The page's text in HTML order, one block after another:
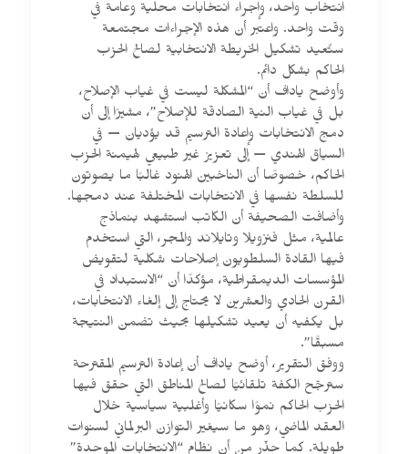
انتخاب واحد، وإجراء انتخابات محلية وعامة في
وقت واحد. واعتبر أن هذه الإجراءات مجتمعة
ستُعيد تشكيل الخريطة الانتخابية لصالح الحزب
الحاكم بشكل دائم.
وأوضح ياداف أن “المشكلة ليست في غياب الإصلاح،
بل في غياب النية الصادقة للإصلاح”، مشيرًا إلى أن
دمج الانتخابات وإعادة الترسيم قد يؤديان — في
السياق الهندي — إلى تعزيز غير طبيعي لهيمنة الحزب
الحاكم، خصوصًا أن الناخبين الهنود غالبًا ما يصوتون
للسلطة نفسها في الانتخابات المختلفة عند دمجها.
وأضافت الصحيفة أن الكاتب استشهد بنماذج
عالمية، مثل فنزويلا وتايلاند والمجر، التي استخدم
فيها القادة السلطويون إصلاحات شكلية لتقويض
المؤسسات الديمقراطية، مؤكدًا أن “الاستبداد في
القرن الحادي والعشرين لا يحتاج إلى إلغاء الانتخابات،
بل يكفيه أن يعيد تشكيلها بحيث تضمن النتيجة
مسبقًا”.
ووفق التقرير، أوضح ياداف أن إعادة الترسيم المقترحة
سترجّح الكفة تلقائيًا لصالح المناطق التي حقق فيها
الحزب الحاكم نموًا سكانيًا وأغلبية سياسية خلال
العقد الماضي، وهو ما سيغير التوازن البرلماني لسنوات